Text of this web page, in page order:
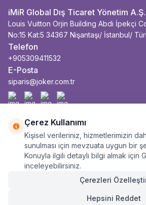
iMiR Global Dış Ticaret Yönetim A.Ş.
Louis Vuitton Orjin Building Abdi İpekçi
No:15 Kat:5 34367 Nişantaşı/ İstanbul/
Telefon
+905309411532
E-Posta
siparis@joker.com.tr
Facebook
İnstagram
YoutubeLinkedin
Çerez Kullanımı
Kişisel verileriniz, hizmetlerimizin
sunulması için mevzuata uygun bir
Konuyla ilgili detaylı bilgi almak için
inceleyebilirsiniz.
Çerezleri
Hepsini Reddet